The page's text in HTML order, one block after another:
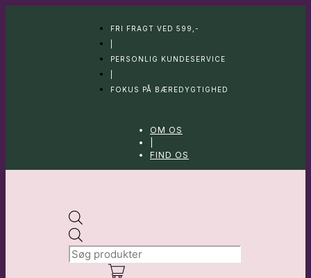
FRI FRAGT VED 599,-
PERSONLIG KUNDESERVICE
FOKUS PÅ BÆREDYGTIGHED
OM OS
FIND OS
search